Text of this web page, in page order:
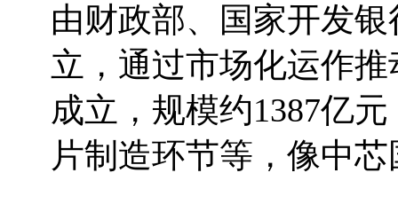
由财政部、国家开发
立，通过市场化运作
成立，规模约1387亿
片制造环节等，像中